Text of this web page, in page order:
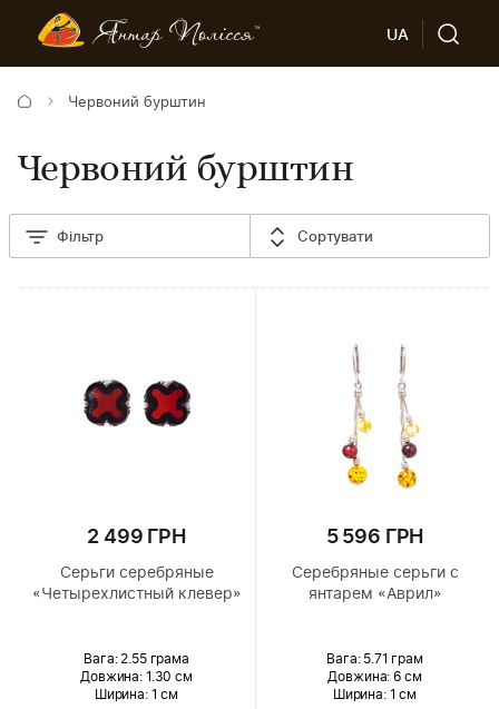
UA
Червоний бурштин
Червоний бурштин
Фільтр Сортувати
2 499 ГРН
Серьги серебряные
«Четырехлистный клевер»
Вага: 2.55 грама
Довжина: 1.30 см
Ширина: 1 см
5 596 ГРН
Серебряные серьги с
янтарем «Аврил»
Вага: 5.71 грам
Довжина: 6 см
Ширина: 1 см